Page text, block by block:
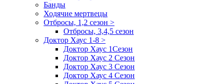
Банды
Ходячие мертвецы
Отбросы, 1,2 сезон >
Отбросы, 3,4,5 сезон
Доктор Хаус 1-8 >
Доктор Хаус 1Сезон
Доктор Хаус 2 Сезон
Доктор Хаус 3 Сезон
Доктор Хаус 4 Сезон